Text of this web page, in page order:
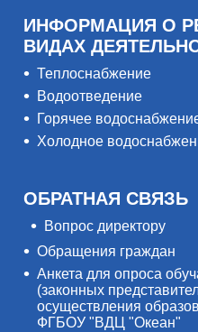
ИНФОРМАЦИЯ О
ВИДАХ
Теплоснабжение
Водоотведение
Горячее
Холодное
ОБРАТНАЯ СВЯЗЬ
Вопрос директору
Обращения граждан
Анкета для опроса
(законных
осуществления
ФГБОУ "ВДЦ "Океан"